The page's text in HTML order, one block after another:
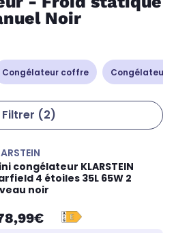
Noir
Congélateur coffre Congélateur
Filtrer (2)
congélateur KLARSTEIN
4 étoiles 35L 65W 2
noir